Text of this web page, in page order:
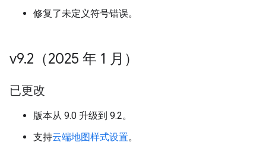
修复了未定义符号错误。
v9.2（2025 年 1 月）
已更改
版本从 9.0 升级到 9.2。
支持云端地图样式设置。